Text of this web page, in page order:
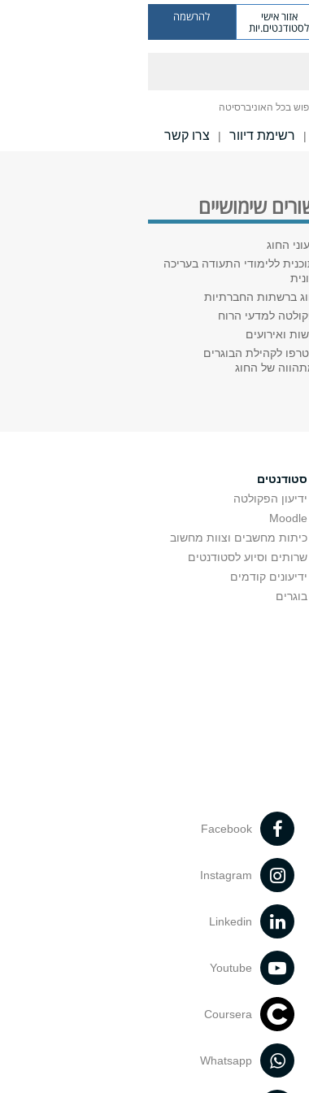
אזור אישי
לסטודנטים.יות
להרשמה
בכל האוניברסיטה
| רשימת דיוור | צרו קשר
שימושיים
החוג
ללימודי התעודה בעריכה
ברשתות החברתיות
למדעי הרוח
ואירועים
לקהילת הבוגרים
של החוג
סטודנטים
ידיעון הפקולטה
Moodle
כיתות מחשבים וצוות מחשוב
שרותים וסיוע לסטודנטים
ידיעונים קודמים
בוגרים
Facebook
Instagram
Linkedin
Youtube
Coursera
Whatsapp